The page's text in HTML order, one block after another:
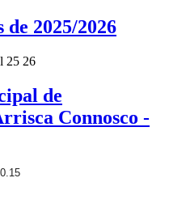
de 2025/2026
de
Connosco -